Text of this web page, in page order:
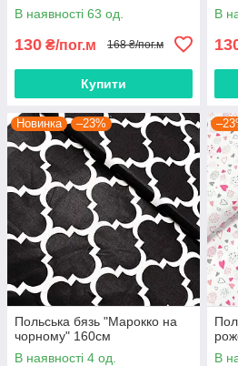
В наявності 63 од.
130 ₴/пог.м 168 ₴/пог.м
Купити
В
Новинка –23%
Польська бязь "Марокко на
чорному" 160см
В наявності 4 од.
В